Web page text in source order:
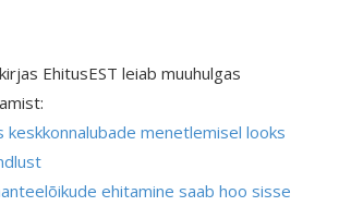
EhitusEST leiab muuhulgas
keskkonnalubade menetlemisel looks
ehitamine saab hoo sisse